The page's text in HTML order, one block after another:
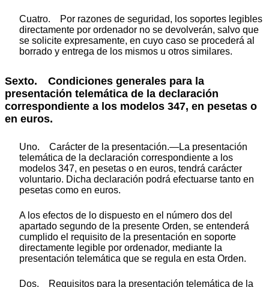
Cuatro. Por razones de seguridad, los soportes legibles
directamente por ordenador no se devolverán, salvo que
se solicite expresamente, en cuyo caso se procederá al
borrado y entrega de los mismos u otros similares.
Sexto. Condiciones generales para la
presentación telemática de la declaración
correspondiente a los modelos 347, en pesetas o
en euros.
Uno. Carácter de la presentación.—La presentación
telemática de la declaración correspondiente a los
modelos 347, en pesetas o en euros, tendrá carácter
voluntario. Dicha declaración podrá efectuarse tanto en
pesetas como en euros.
A los efectos de lo dispuesto en el número dos del
apartado segundo de la presente Orden, se entenderá
cumplido el requisito de la presentación en soporte
directamente legible por ordenador, mediante la
presentación telemática que se regula en esta Orden.
Dos. Requisitos para la presentación telemática de la